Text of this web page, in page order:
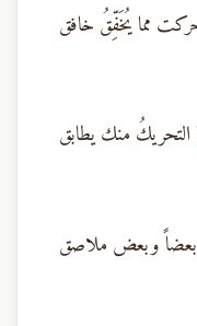
مما يُخَفِّقُ خافق
التحريكُ منك يطابق
وبعض ملاصق